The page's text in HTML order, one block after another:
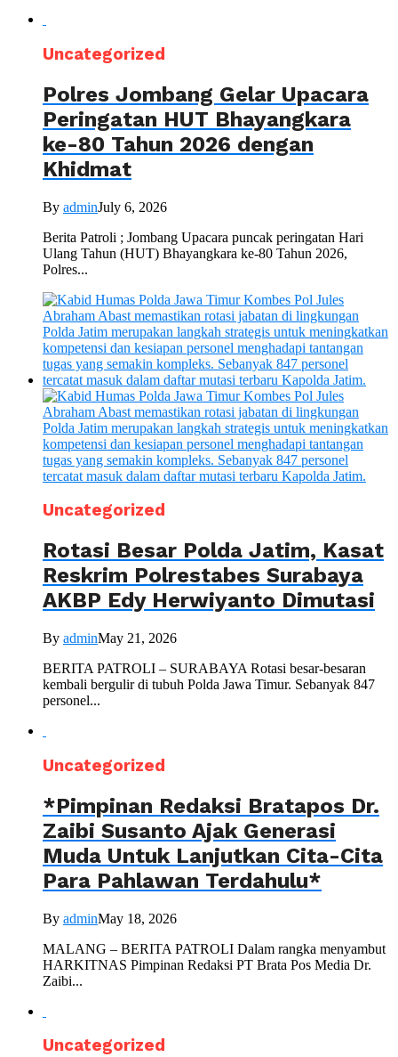
Uncategorized
Polres Jombang Gelar Upacara
Peringatan HUT Bhayangkara
ke-80 Tahun 2026 dengan
Khidmat
By adminJuly 6, 2026
Berita Patroli ; Jombang Upacara puncak peringatan Hari
Ulang Tahun (HUT) Bhayangkara ke-80 Tahun 2026,
Polres...
Uncategorized
Rotasi Besar Polda Jatim, Kasat
Reskrim Polrestabes Surabaya
AKBP Edy Herwiyanto Dimutasi
By adminMay 21, 2026
BERITA PATROLI – SURABAYA Rotasi besar-besaran
kembali bergulir di tubuh Polda Jawa Timur. Sebanyak 847
personel...
Uncategorized
*Pimpinan Redaksi Bratapos Dr.
Zaibi Susanto Ajak Generasi
Muda Untuk Lanjutkan Cita-Cita
Para Pahlawan Terdahulu*
By adminMay 18, 2026
MALANG – BERITA PATROLI Dalam rangka menyambut
HARKITNAS Pimpinan Redaksi PT Brata Pos Media Dr.
Zaibi...
Uncategorized